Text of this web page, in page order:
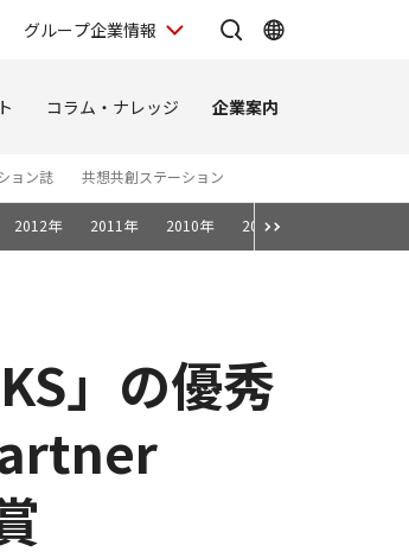
グループ企業情報
コラム・ナレッジ 企業案内
ョン誌 共想共創ステーション
2012年 2011年 2010年 2009年
」の優秀